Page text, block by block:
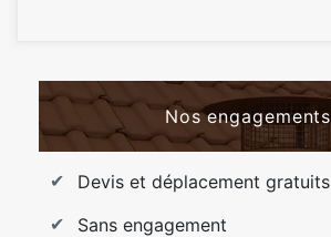
Nos engagements
Devis et déplacement gratuits
Sans engagement